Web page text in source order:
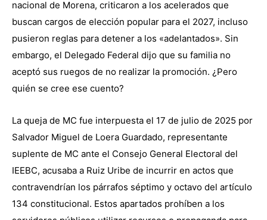
nacional de Morena, criticaron a los acelerados que
buscan cargos de elección popular para el 2027, incluso
pusieron reglas para detener a los «adelantados». Sin
embargo, el Delegado Federal dijo que su familia no
aceptó sus ruegos de no realizar la promoción. ¿Pero
quién se cree ese cuento?
La queja de MC fue interpuesta el 17 de julio de 2025 por
Salvador Miguel de Loera Guardado, representante
suplente de MC ante el Consejo General Electoral del
IEEBC, acusaba a Ruiz Uribe de incurrir en actos que
contravendrían los párrafos séptimo y octavo del artículo
134 constitucional. Estos apartados prohíben a los